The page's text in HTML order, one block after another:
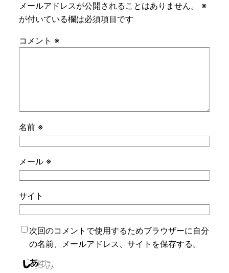
メールアドレスが公開されることはありません。
※
が付いている欄は必須項目です
コメント ※
名前 ※
メール ※
サイト
次回のコメントで使用するためブラウザーに自分
の名前、メールアドレス、サイトを保存する。